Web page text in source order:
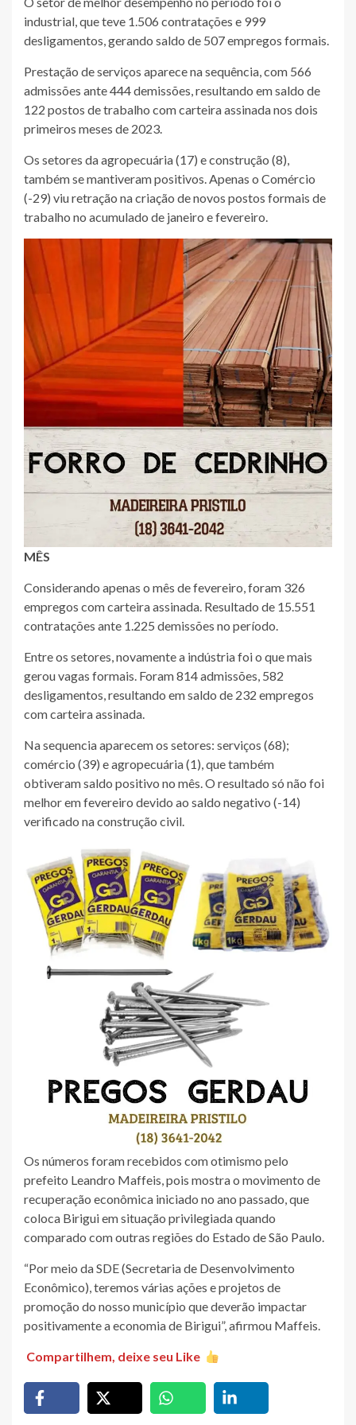
industrial, que teve 1.506 contratações e 999
desligamentos, gerando saldo de 507 empregos formais.
Prestação de serviços aparece na sequência, com 566
admissões ante 444 demissões, resultando em saldo de
122 postos de trabalho com carteira assinada nos dois
primeiros meses de 2023.
Os setores da agropecuária (17) e construção (8),
também se mantiveram positivos. Apenas o Comércio
(-29) viu retração na criação de novos postos formais de
trabalho no acumulado de janeiro e fevereiro.
MÊS
Considerando apenas o mês de fevereiro, foram 326
empregos com carteira assinada. Resultado de 15.551
contratações ante 1.225 demissões no período.
Entre os setores, novamente a indústria foi o que mais
gerou vagas formais. Foram 814 admissões, 582
desligamentos, resultando em saldo de 232 empregos
com carteira assinada.
Na sequencia aparecem os setores: serviços (68);
comércio (39) e agropecuária (1), que também
obtiveram saldo positivo no mês. O resultado só não foi
melhor em fevereiro devido ao saldo negativo (-14)
verificado na construção civil.
Os números foram recebidos com otimismo pelo
prefeito Leandro Maffeis, pois mostra o movimento de
recuperação econômica iniciado no ano passado, que
coloca Birigui em situação privilegiada quando
comparado com outras regiões do Estado de São Paulo.
“Por meio da SDE (Secretaria de Desenvolvimento
Econômico), teremos várias ações e projetos de
promoção do nosso município que deverão impactar
positivamente a economia de Birigui”, afirmou Maffeis.
Compartilhem, deixe seu Like